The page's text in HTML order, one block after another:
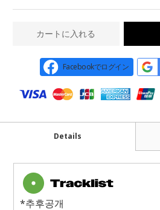
カートに入れる
Facebookでログイン
Details
*추후공개